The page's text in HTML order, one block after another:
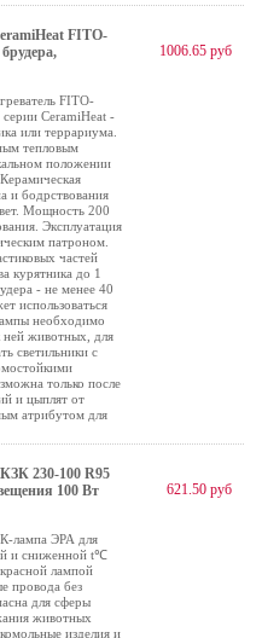
FITO-
FITO-
CeramiHeat -
или террариума.
тепловым
положении
и бодрствования
Мощность 200
Эксплуатация
патроном.
частей
курятника до 1
- не менее 40
использоваться
необходимо
ней животных, для
светильники с
только после
и цыплят от
атрибутом для
1006.65 руб
230-100 R95
100 Вт
лампа ЭРА для
и сниженной t℃
лампой
провода без
для сферы
животных
изделия и
621.50 руб